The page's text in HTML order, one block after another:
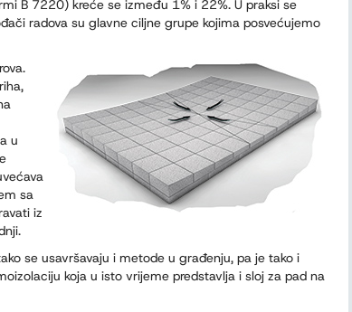
B 7220) kreće se između 1% i 22%. U praksi se
radova su glavne ciljne grupe kojima posvećujemo
u
sa
iz
se usavršavaju i metode u građenju, pa je tako i
koja u isto vrijeme predstavlja i sloj za pad na